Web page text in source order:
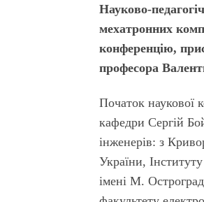
Науково-
мехатронних
конференцію,
професора
Початок наукової
кафедри Сергій
інженерів: з
України,
імені М.